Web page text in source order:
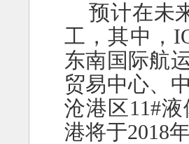
预计在未
工，其中，
东南国际航
贸易中心、
沧港区11#
港将于2018